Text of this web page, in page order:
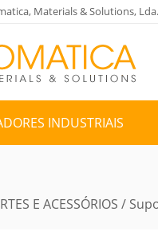
Materials & Solutions, Lda.
INDUSTRIAIS
E ACESSÓRIOS /